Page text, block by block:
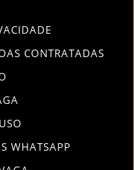
CONTRATADAS
WHATSAPP